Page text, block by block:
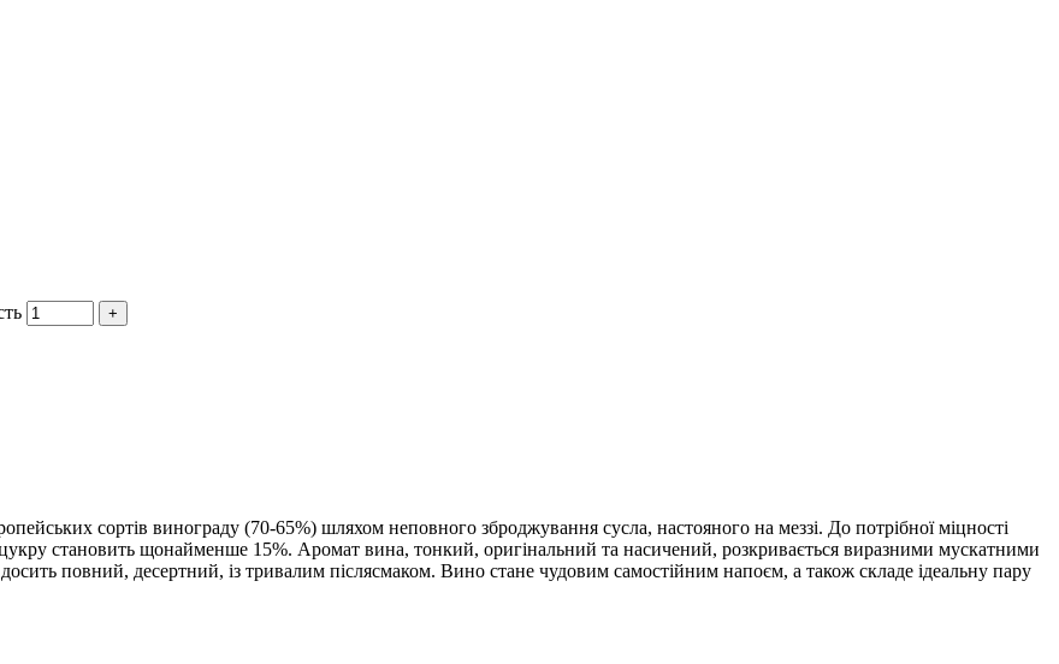
сортів винограду (70-65%) шляхом неповного зброджування сусла, настояного на меззі. До потрібної міцності
становить щонайменше 15%. Аромат вина, тонкий, оригінальний та насичений, розкривається виразними мускатними
повний, десертний, із тривалим післясмаком. Вино стане чудовим самостійним напоєм, а також складе ідеальну пару